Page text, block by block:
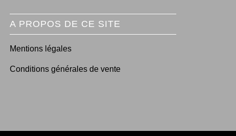
A PROPOS DE CE SITE
Mentions légales
Conditions générales de vente